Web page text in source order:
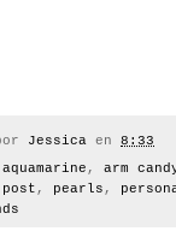
Jessica en 8:33
aquamarine, arm
post, pearls,